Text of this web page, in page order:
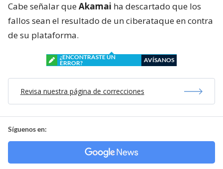
Cabe señalar queAkamai ha descartado que los
fallos sean el resultado de un ciberataque en contra
de su plataforma.
¿ENCONTRASTE UN
ERROR?
AVÍSANOS
Revisa nuestra página de correcciones
Síguenos en: